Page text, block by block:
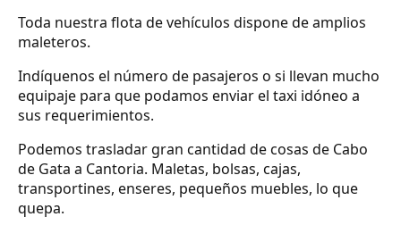
Toda nuestra flota de vehículos dispone de amplios
maleteros.
Indíquenos el número de pasajeros o si llevan mucho
equipaje para que podamos enviar el taxi idóneo a
sus requerimientos.
Podemos trasladar gran cantidad de cosas de Cabo
de Gata a Cantoria. Maletas, bolsas, cajas,
transportines, enseres, pequeños muebles, lo que
quepa.